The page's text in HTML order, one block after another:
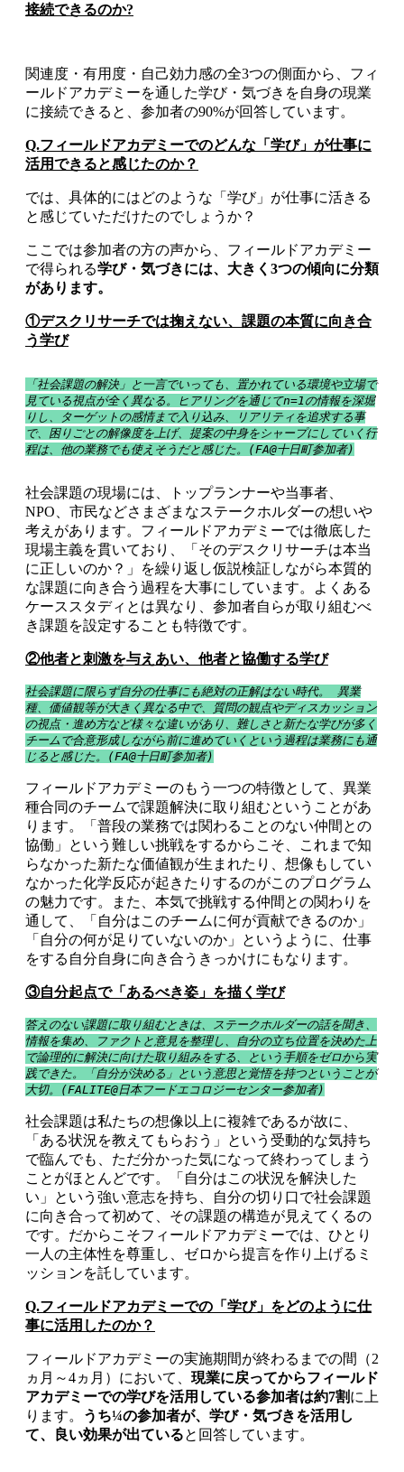
接続できるのか?
関連度・有用度・自己効力感の全3つの側面から、フィ
ールドアカデミーを通した学び・気づきを自身の現業
に接続できると、参加者の90%が回答しています。
Q.フィールドアカデミーでのどんな「学び」が仕事に
活用できると感じたのか？
では、具体的にはどのような「学び」が仕事に活きる
と感じていただけたのでしょうか？
ここでは参加者の方の声から、フィールドアカデミー
で得られる学び・気づきには、大きく3つの傾向に分類
があります。
①デスクリサーチでは掬えない、課題の本質に向き合
う学び
「社会課題の解決」と一言でいっても、置かれている環境や立場で
見ている視点が全く異なる。ヒアリングを通じてn=1の情報を深堀
りし、ターゲットの感情まで入り込み、リアリティを追求する事
で、困りごとの解像度を上げ、提案の中身をシャープにしていく行
程は、他の業務でも使えそうだと感じた。(FA@十日町参加者)
社会課題の現場には、トップランナーや当事者、
NPO、市民などさまざまなステークホルダーの想いや
考えがあります。フィールドアカデミーでは徹底した
現場主義を貫いており、「そのデスクリサーチは本当
に正しいのか？」を繰り返し仮説検証しながら本質的
な課題に向き合う過程を大事にしています。よくある
ケーススタディとは異なり、参加者自らが取り組むべ
き課題を設定することも特徴です。
②他者と刺激を与えあい、他者と協働する学び
社会課題に限らず自分の仕事にも絶対の正解はない時代。 異業
種、価値観等が大きく異なる中で、質問の観点やディスカッション
の視点・進め方など様々な違いがあり、難しさと新たな学びが多く
チームで合意形成しながら前に進めていくという過程は業務にも通
じると感じた。(FA@十日町参加者)
フィールドアカデミーのもう一つの特徴として、異業
種合同のチームで課題解決に取り組むということがあ
ります。「普段の業務では関わることのない仲間との
協働」という難しい挑戦をするからこそ、これまで知
らなかった新たな価値観が生まれたり、想像もしてい
なかった化学反応が起きたりするのがこのプログラム
の魅力です。また、本気で挑戦する仲間との関わりを
通して、「自分はこのチームに何が貢献できるのか」
「自分の何が足りていないのか」というように、仕事
をする自分自身に向き合うきっかけにもなります。
③自分起点で「あるべき姿」を描く学び
答えのない課題に取り組むときは、ステークホルダーの話を聞き、
情報を集め、ファクトと意見を整理し、自分の立ち位置を決めた上
で論理的に解決に向けた取り組みをする、という手順をゼロから実
践できた。「自分が決める」という意思と覚悟を持つということが
大切。(FALITE@日本フードエコロジーセンター参加者)
社会課題は私たちの想像以上に複雑であるが故に、
「ある状況を教えてもらおう」という受動的な気持ち
で臨んでも、ただ分かった気になって終わってしまう
ことがほとんどです。「自分はこの状況を解決した
い」という強い意志を持ち、自分の切り口で社会課題
に向き合って初めて、その課題の構造が見えてくるの
です。だからこそフィールドアカデミーでは、ひとり
一人の主体性を尊重し、ゼロから提言を作り上げるミ
ッションを託しています。
Q.フィールドアカデミーでの「学び」をどのように仕
事に活用 したのか？
フィールドアカデミーの実施期間が終わるまでの間（2
ヵ月～4ヵ月）において、 現業に戻ってからフィールド
アカデミーでの学びを活用している参加者は約7割に上
ります。
うち¼の参加者が、学び・気づきを活用し
て、良い効果が出ていると回答しています。